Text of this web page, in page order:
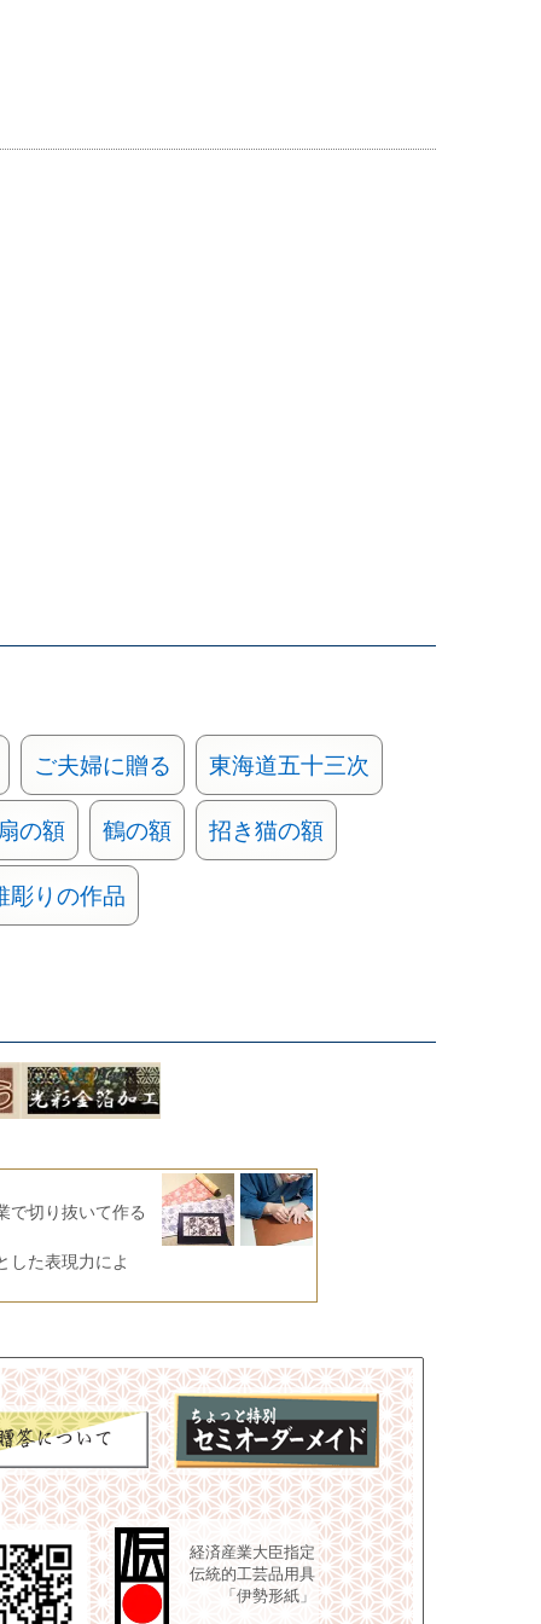
ご夫婦に贈る 東海道五十三次
の額 鶴の額 招き猫の額
彫りの作品
で切り抜いて作る
した表現力によ
経済産業大臣指定
伝統的工芸品用具
「伊勢形紙」